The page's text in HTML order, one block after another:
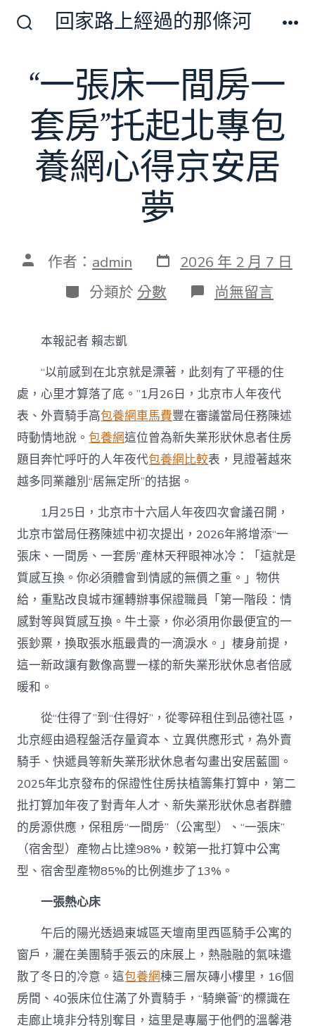
換
關
回家路上經過的那條河
“一張床一間房一
套房”托起北專包
養網心得京安居
夢
文 作者： admin 發
表
日
期
2026 年 2 月 7 日
分
類
分類於 分數 在
〈“一
間
房
一
套
房”
托
起
北
養
網
心
得
京
安
居
夢〉
中
尚無留言
本報記者 賴志凱
“以前感到在北京就是漂著，此刻有了平穩的住
處，心里才算落了底。”1月26日，北京市人年夜代
表、外賣騎手高包養網車馬費豐在審議當局任務陳述
時動情地說。包養網這位曾為新失業形狀休息者住房
題目奔忙呼吁的人年夜代包養網比較表，見證著越來
越多同業離別“居無定所”的拮据。
1月25日，北京市十六屆人年夜四次會議召開，
北京市當局任務陳述中初次提出，2026年將增添“一
張床、一間房、一套房”產林天秤眼神冰冷：「這就是
質感互換。你必須體會到情感的無價之重。」物供
給，重點改良城市運轉辦事保證職員「第一階段：情
感對等與質感互換。牛土豪，你必須用你最便宜的一
張鈔票，換取張水瓶最貴的一滴淚水。」棲身前提，
這一新政讓有數像高豐一樣的新失業形狀休息者倍感
暖和。
從“住得了”到“住得好”，從零碎租住到品德社區，
北京經由過程盤活存量資本、立異供應形式，為外賣
騎手、快遞員等新失業形狀休息者勾畫出安居藍圖。
2025年北京發布的保證性住房扶植籌集打算中，第二
批打算加年夜了對青年人才、新失業形狀休息者群體
的房源供應，保租房“一間房”（公寓型）、“一張床”
（宿舍型）產物占比達98%，較第一批打算中公寓
型、宿舍型產物85%的比例進步了13%。
一張熱心床
午后的陽光透過東城區天壇南里西區騎手公寓的
窗戶，灑在美團騎手張云的床展上，熱融融的氣味遣
散了冬日的冷意。這包養網棟三層灰磚小樓里，16個
房間、40張床位住滿了外賣騎手，“騎樂薈”的標識在
走廊止境非分特別奪目，這里是專屬于他們的溫馨港